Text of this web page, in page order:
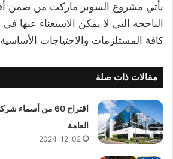
يأتي مشروع السوبر ماركت من ضمن
الناجحة التي لا يمكن الاستغناء عنها
كافة المستلزمات والاحتياجات الأساسية
مقالات ذات صلة
اقتراح 60 من
العامة
2024-12-02